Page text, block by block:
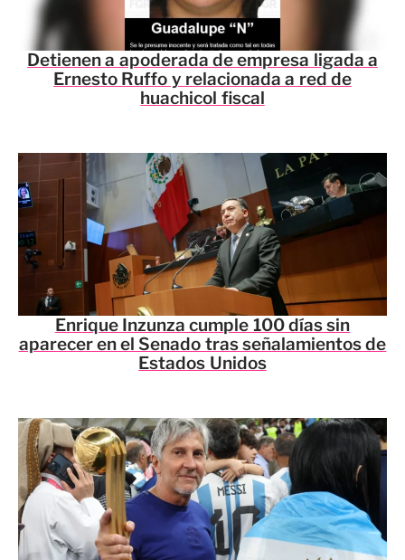
Detienen a apoderada de empresa ligada a
Ernesto Ruffo y relacionada a red de
huachicol fiscal
Enrique Inzunza cumple 100 días sin
aparecer en el Senado tras señalamientos de
Estados Unidos